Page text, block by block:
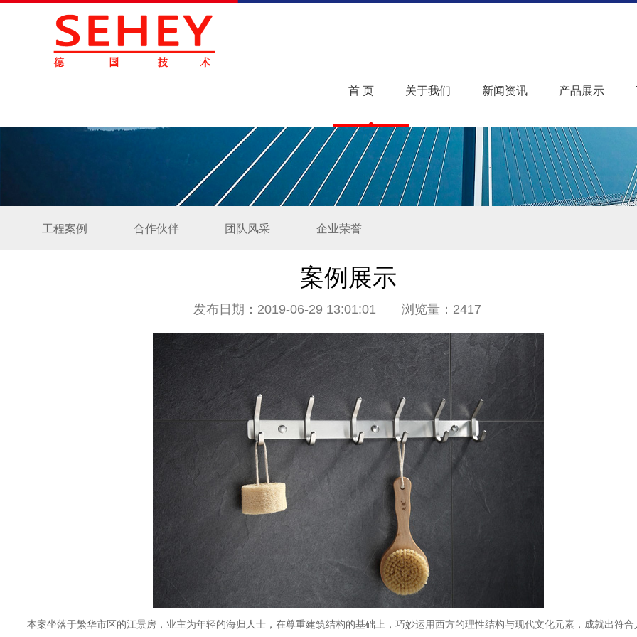
首 页 关于我们 新闻资讯 产品展示
工程案例 合作伙伴 团队风采 企业荣誉
案例展示
发布日期：2019-06-29 13:01:01 浏览量：2417
本案坐落于繁华市区的江景房，业主为年轻的海归人士，在尊重建筑结构的基础上，巧妙运用西方的理性结构与现代文化元素，成就出符合